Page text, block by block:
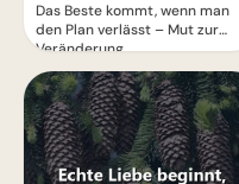
Das Beste kommt, wenn man
den Plan verlässt – Mut zur
Veränderung.